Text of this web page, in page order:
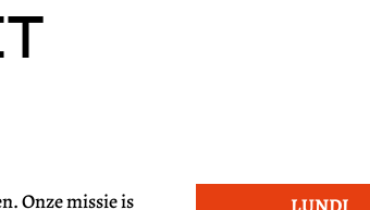
Onze missie is